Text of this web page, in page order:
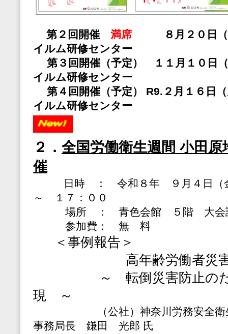
第２回開催 満席 ８月２０日（
イルム研修センター
第３回開催（予定） １１月１０
イルム研修センター
第４回開催（予定） R9.２月１６
イルム研修センター
２． 全国労働衛生週間 小田原
催
日時 ： 令和８年 ９月４日
～ １７：００
場所 ： 青色会館 ５階 大会
参加費： 無 料
＜事例報告＞
高年齢労働者災害防
～ 転倒災害防止のため
現 ～
（公社）神奈川労務安全衛生
事務局長 鎌田 光郎 氏